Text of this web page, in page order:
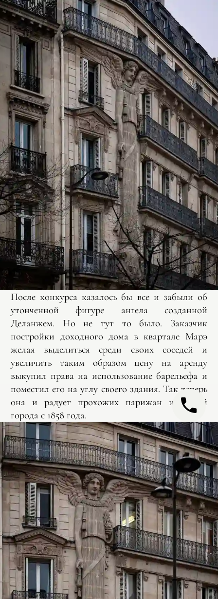
После конкурса казалось бы все и забыли об
утонченной фигуре ангела созданной
Деланжем. Но не тут то было. Заказчик
постройки доходного дома в квартале Марэ
желая выделиться среди своих соседей и
увеличить таким образом цену на аренду
выкупил права на использование барельефа и
поместил его на углу своего здания. Так теперь
она и радует прохожих парижан и гостей
города с 1858 года.